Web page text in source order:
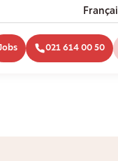
021 614 00 50